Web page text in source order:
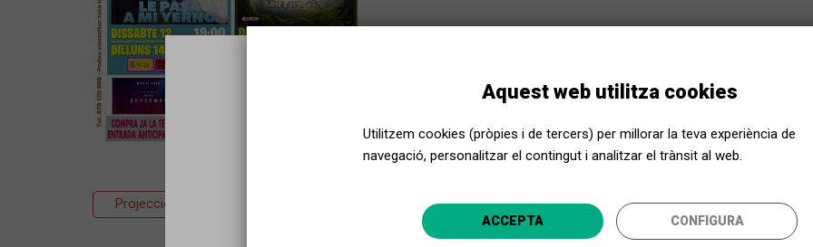
Projecció Apropa Cultura, encara més a prop!
Aquest web utilitza cookies
Utilitzem cookies (pròpies i de tercers) per millorar la teva experiència de
navegació, personalitzar el contingut i analitzar el trànsit al web.
ACCEPTA CONFIGURA